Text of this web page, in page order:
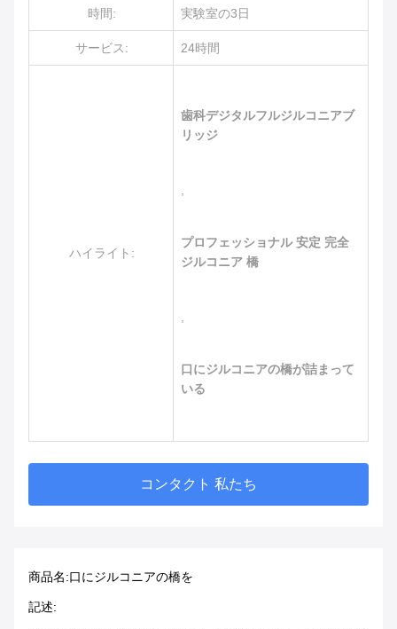
時間: 実験室の3日
サービス: 24時間
ハイライト:
歯科デジタルフルジルコニアブ
リッジ
プロフェッショナル 安定 完全
ジルコニア 橋
口にジルコニアの橋が詰まって
いる
コンタクト 私たち
商品名:口にジルコニアの橋を
記述: